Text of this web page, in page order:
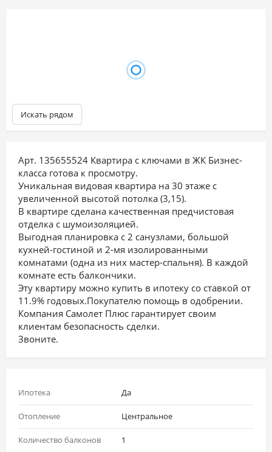
Искать рядом
Арт. 135655524 Квартира с ключами в ЖК Бизнес-
класса готова к просмотру.
Уникальная видовая квартира на 30 этаже с
увеличенной высотой потолка (3,15).
В квартире сделана качественная предчистовая
отделка с шумоизоляцией.
Выгодная планировка с 2 санузлами, большой
кухней-гостиной и 2-мя изолированными
комнатами (одна из них мастер-спальня). В каждой
комнате есть балкончики.
Эту квартиру можно купить в ипотеку со ставкой от
11.9% годовых.Покупателю помощь в одобрении.
Компания Самолет Плюс гарантирует своим
клиентам безопасность сделки.
Звоните.
Ипотека Да
Отопление Центральное
Количество балконов 1